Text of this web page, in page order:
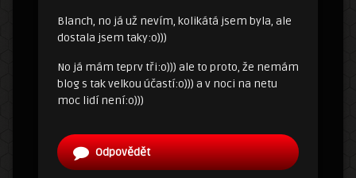
Blanch, no já už nevím, kolikátá jsem byla, ale
dostala jsem taky:o)))
No já mám teprv tři:o))) ale to proto, že nemám
blog s tak velkou účastí:o))) a v noci na netu
moc lidí není:o)))
Odpovědět